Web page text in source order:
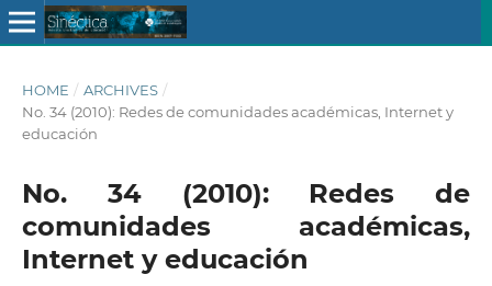
HOME / ARCHIVES /
No. 34 (2010): Redes de comunidades académicas, Internet y
educación
No. 34 (2010): Redes de
comunidades académicas,
Internet y educación